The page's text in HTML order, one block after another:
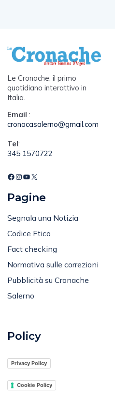
Le Cronache, il primo
quotidiano interattivo in
Italia.
Email :
cronacasalerno@gmail.com
Tel:
345 1570722
Pagine
Segnala una Notizia
Codice Etico
Fact checking
Normativa sulle correzioni
Pubblicità su Cronache
Salerno
Policy
Privacy Policy
Cookie Policy